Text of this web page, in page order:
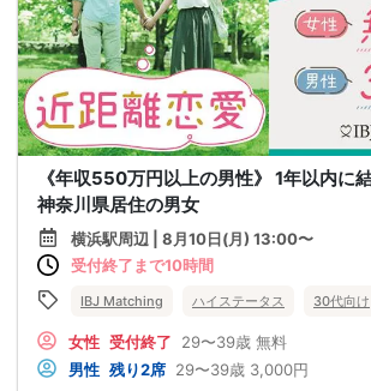
《年収550万円以上の男性》 1年以内に
神奈川県居住の男女
横浜駅周辺 | 8月10日(月) 13:00〜
受付終了まで10時間
IBJ Matching ハイステータス 30代向け
女性 受付終了 29〜39歳 無料
男性 残り2席 29〜39歳 3,000円